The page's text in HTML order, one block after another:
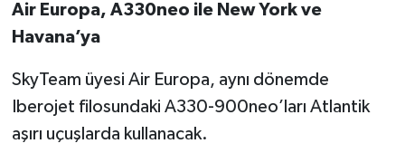
Air Europa, A330neo ile New York ve
Havana’ya
SkyTeam üyesi Air Europa, aynı dönemde
Iberojet filosundaki A330-900neo’ları Atlantik
aşırı uçuşlarda kullanacak.